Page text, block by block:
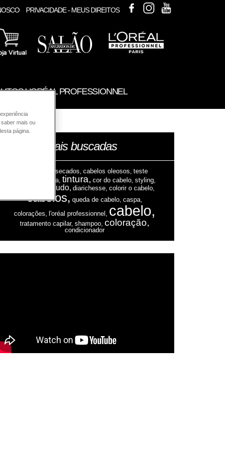
PRIVACIDADE - MEUS DIREITOS
FACEBOOKINSTAGRAM
L'ORÉAL PROFESSIONNEL
mais buscadas
cabelos ressecados, cabelos oleosos, teste
alergia, tintura, cor do cabelo, styling,
couro cabeludo, diarichesse, colorir o cabelo,
cabelos, queda de cabelo, caspa,
colorações, l'oréal professionnel, cabelo,
tratamento capilar, shampoo, coloração,
condicionador
mais ou
página.